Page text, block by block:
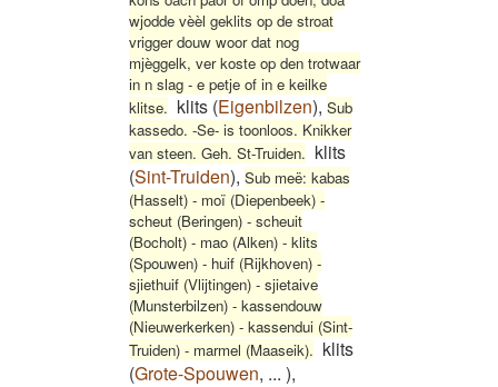
wjodde vèèl geklits op de stroat
vrigger douw woor dat nog
mjèggelk, ver koste op den trotwaar
in n slag - e petje of in e keilke
klitse. klits (Eigenbilzen), Sub
kassedo. -Se- is toonloos. Knikker
van steen. Geh. St-Truiden. klits
(Sint-Truiden), Sub meë: kabas
(Hasselt) - moï (Diepenbeek) -
scheut (Beringen) - scheuit
(Bocholt) - mao (Alken) - klits
(Spouwen) - huif (Rijkhoven) -
sjiethuif (Vlijtingen) - sjietaive
(Munsterbilzen) - kassendouw
(Nieuwerkerken) - kassendui (Sint-
Truiden) - marmel (Maaseik). klits
(Grote-Spouwen, ... ),